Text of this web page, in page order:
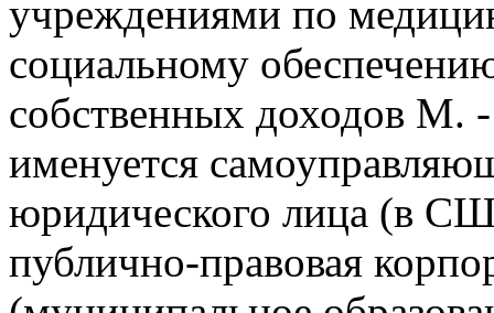
учреждениями по
социальному
собственных доходов М.
именуется
юридического лица (в
публично-правовая